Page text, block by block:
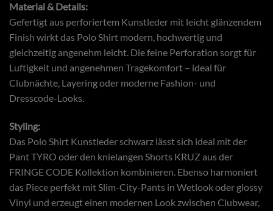
Material & Details:
Gefertigt aus perforiertem Kunstleder mit leicht glänzendem
Finish wirkt das Polo Shirt modern, hochwertig und
gleichzeitig angenehm leicht. Die feine Perforation sorgt für
Luftigkeit und angenehmen Tragekomfort – ideal für
Clubnächte, Layering oder moderne Fashion- und
Dresscode-Looks.
Styling:
Das Polo Shirt Kunstleder schwarz lässt sich ideal mit der
Pant TYRO oder den knielangen Shorts KRUZ aus der
FRINGE CODE Kollektion kombinieren. Ebenso harmoniert
das Piece perfekt mit Slim-City-Pants in Wetlook oder glossy
Vinyl und erzeugt einen modernen Look zwischen Clubwear,